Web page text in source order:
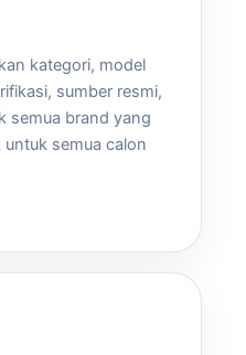
kategori, model
sumber resmi,
semua brand yang
semua calon